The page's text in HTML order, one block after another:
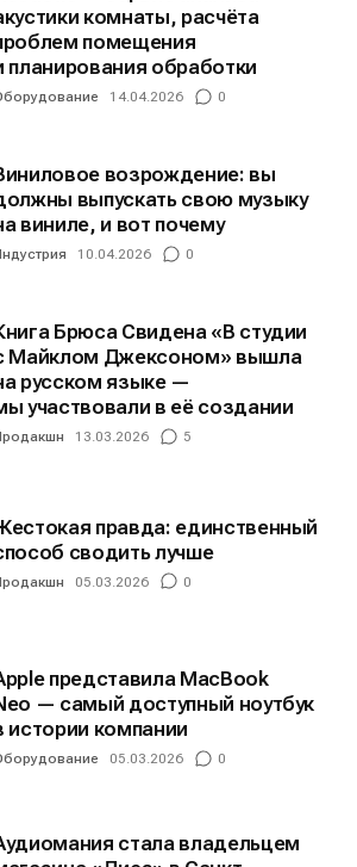
комнаты, расчёта
помещения
планирования обработки
14.04.2026 0
возрождение: вы
выпускать свою музыку
виниле, и вот почему
10.04.2026 0
Брюса Свидена «В студии
Майклом Джексоном» вышла
русском языке —
участвовали в её создании
13.03.2026 5
правда: единственный
сводить лучше
05.03.2026 0
представила MacBook
— самый доступный ноутбук
истории компании
05.03.2026 0
стала владельцем